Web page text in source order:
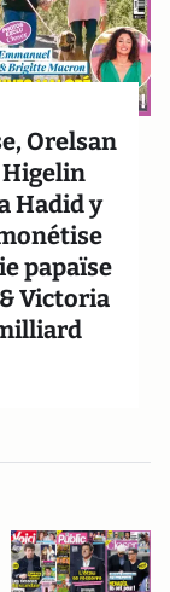
Orelsan
Higelin
Hadid y
papaïse
Victoria